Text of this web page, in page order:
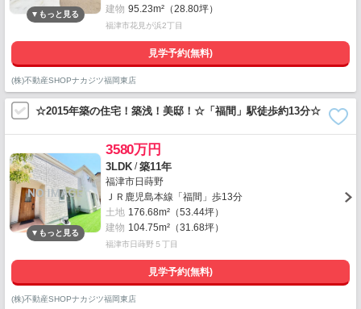
建物 95.23m²（28.80坪）
福津市花見が浜2丁目
見学予約(無料)
(株)不動産SHOPナカジツ福岡東店
☆2015年築の住宅！築浅！美邸！☆「福間」駅徒歩約13分☆
3580万円
3LDK /築11年
福津市日蒔野
ＪＲ鹿児島本線「福間」歩13分
土地 176.68m²（53.44坪）
建物 104.75m²（31.68坪）
福津市日蒔野５丁目
見学予約(無料)
(株)不動産SHOPナカジツ福岡東店